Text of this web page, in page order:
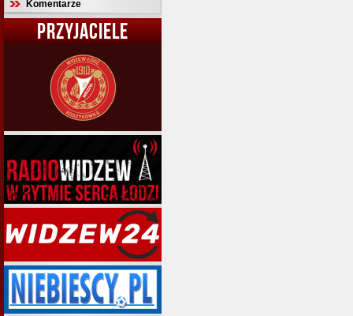
Komentarze
PRZYJACIELE